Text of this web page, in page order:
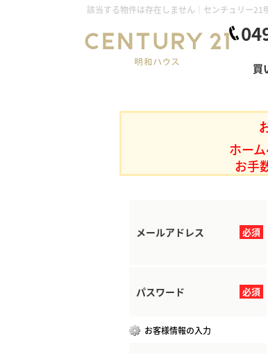
該当する物件は存在しません｜センチュリー21
買
ホー
お手
必須
メールアドレス
必須
パスワード
お客様情報の入力